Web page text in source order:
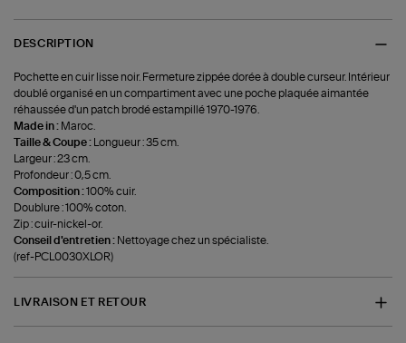
DESCRIPTION
Pochette en cuir lisse noir. Fermeture zippée dorée à double curseur. Intérieur
doublé organisé en un compartiment avec une poche plaquée aimantée
réhaussée d'un patch brodé estampillé 1970-1976.
Made in : Maroc.
Taille & Coupe :
Longueur : 35 cm.
Largeur : 23 cm.
Profondeur : 0,5 cm.
Composition :100% cuir.
Doublure : 100% coton.
Zip : cuir-nickel-or.
Conseil d'entretien : Nettoyage chez un spécialiste.
(ref-PCL0030XLOR)
LIVRAISON ET RETOUR